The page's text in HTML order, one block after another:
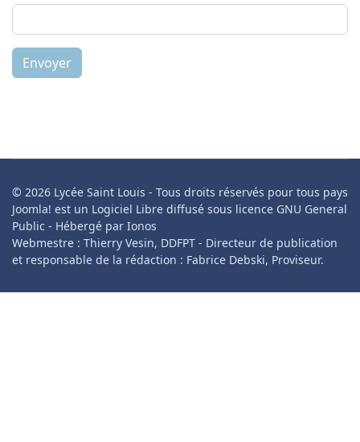
Envoyer
© 2026 Lycée Saint Louis - Tous droits réservés pour tous pays
Joomla! est un Logiciel Libre diffusé sous licence GNU General
Public - Hébergé par Ionos
Webmestre : Thierry Vesin, DDFPT - Directeur de publication
et responsable de la rédaction : Fabrice Debski, Proviseur.